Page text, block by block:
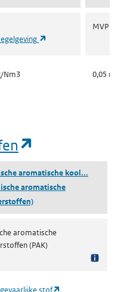
MVP 1
Nm3 0,05
aromatische kool...
aromatische
aromatische
(PAK)
stof